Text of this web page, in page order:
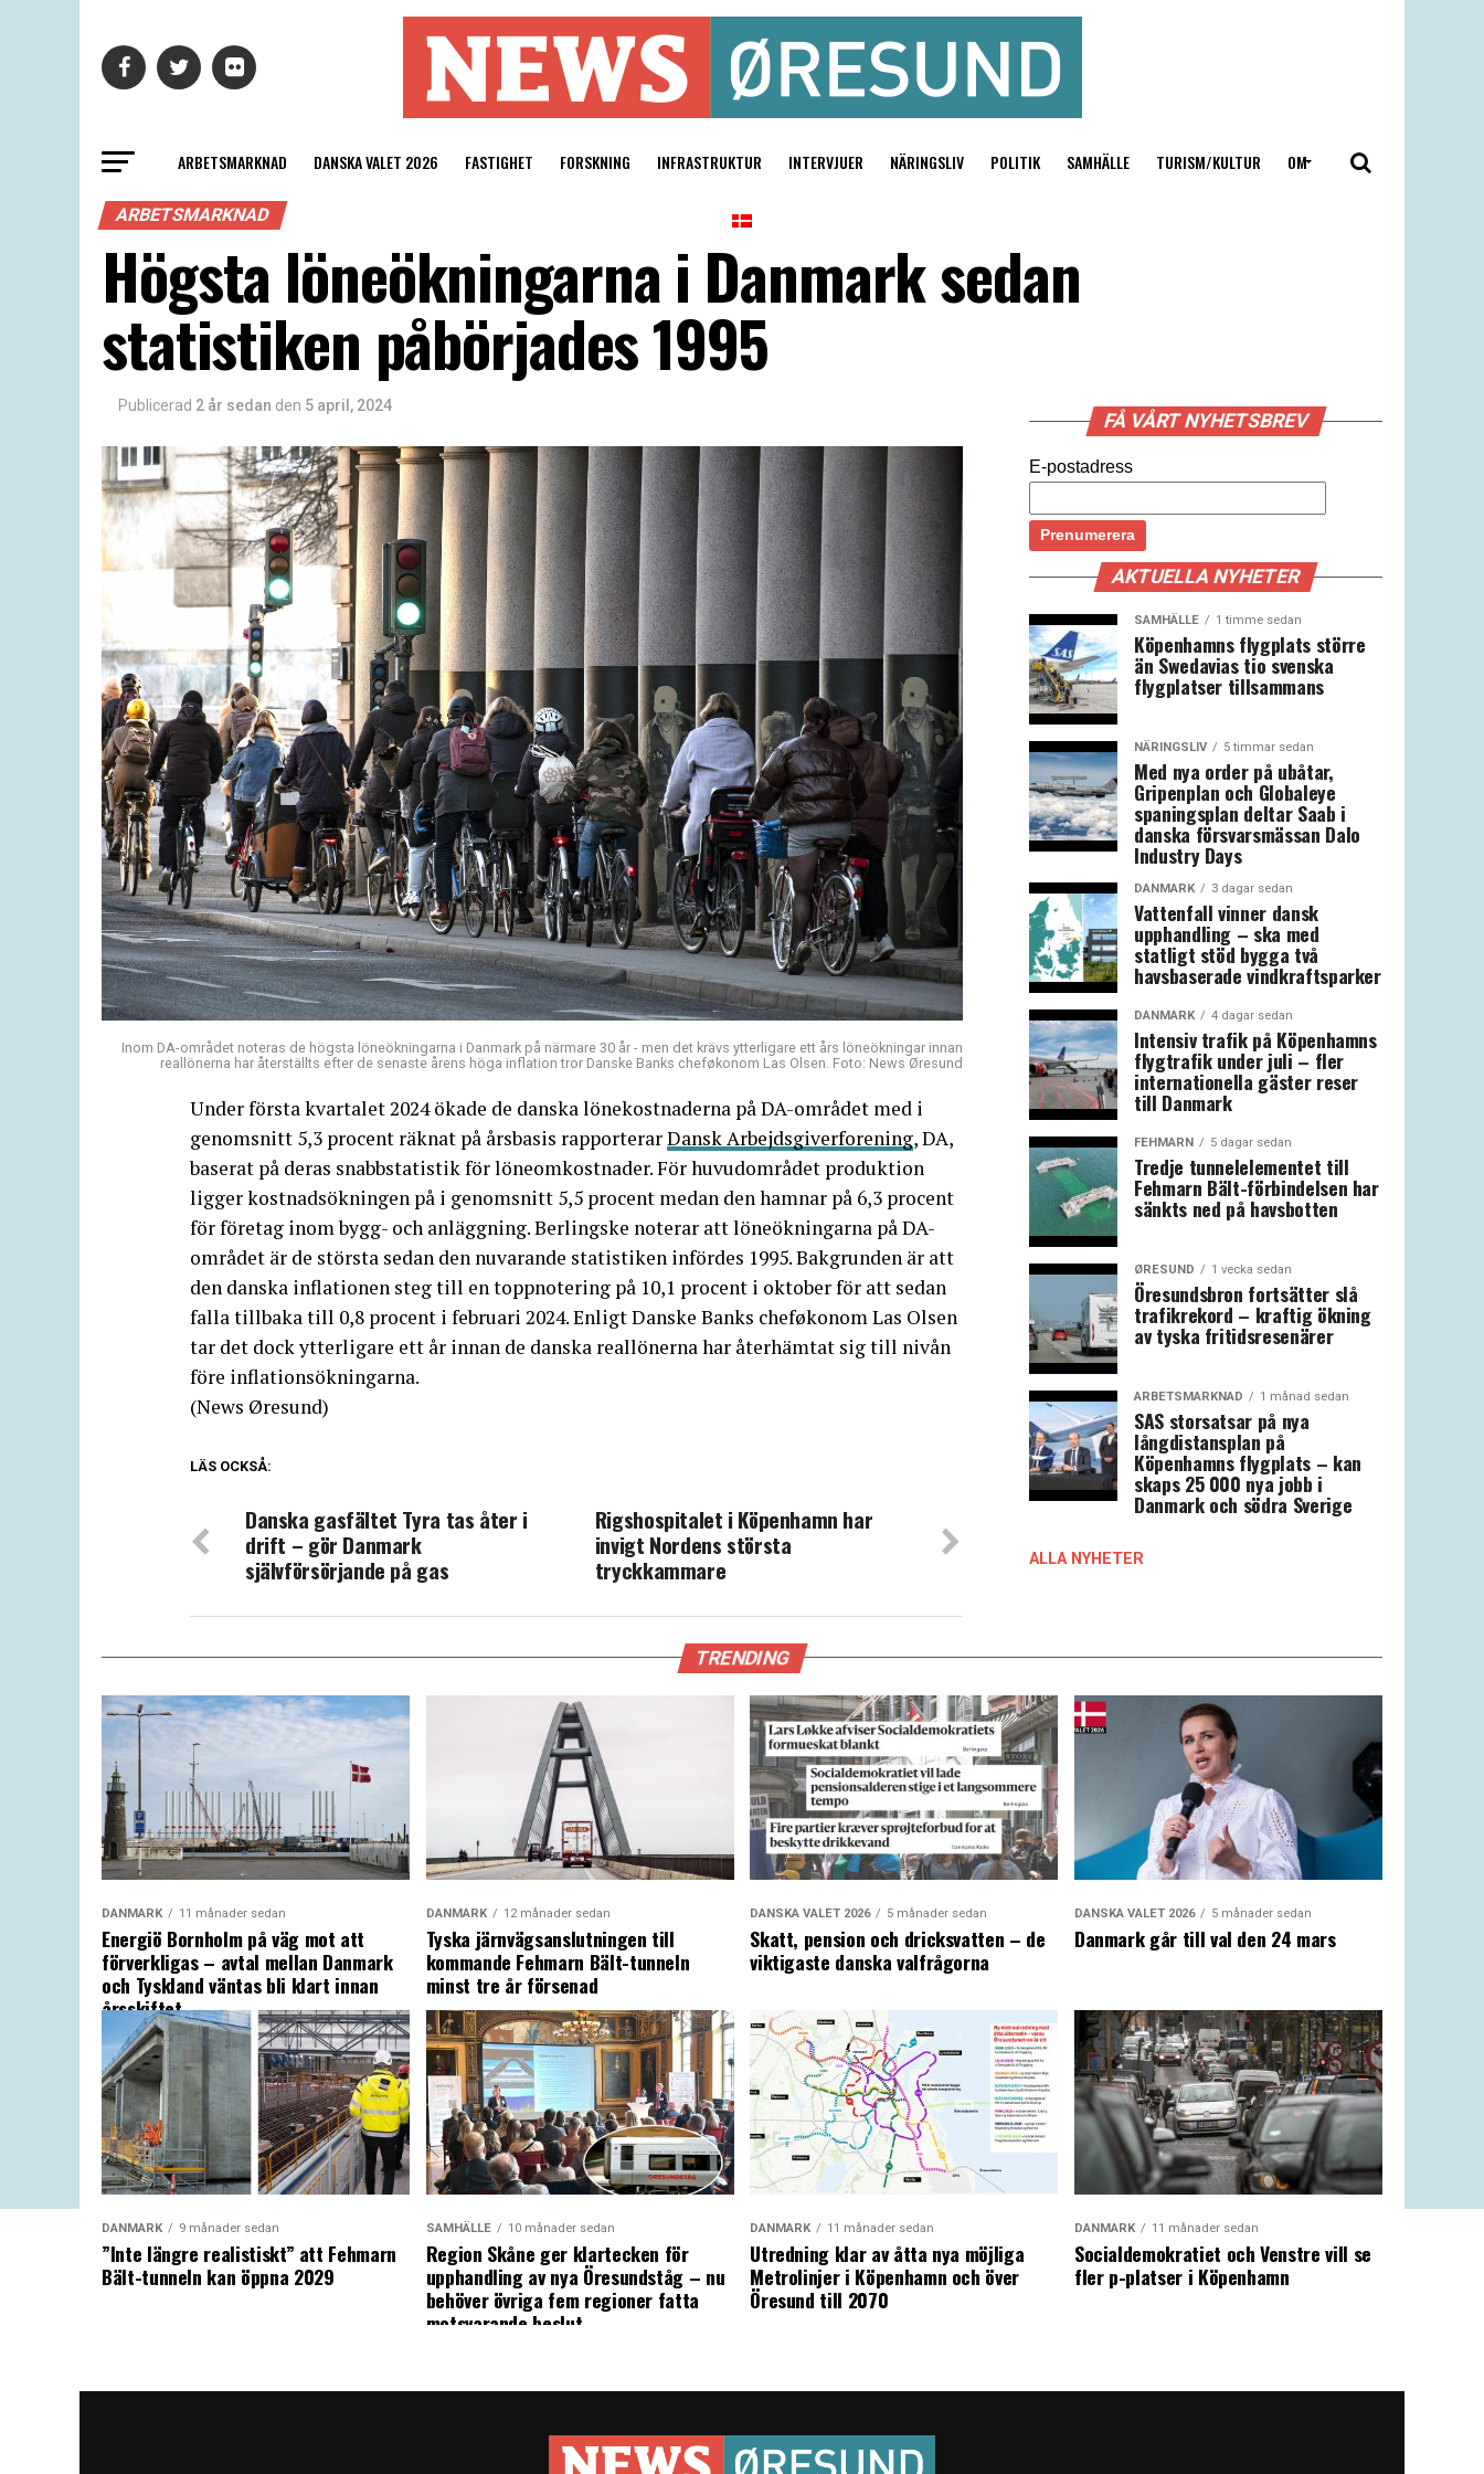
ARBETSMARKNAD DANSKA VALET 2026 FASTIGHET FORSKNING INFRASTRUKTUR INTERVJUER NÄRINGSLIV POLITIK SAMHÄLLE TURISM/KULTUR OM
ARBETSMARKNAD
Högsta löneökningarna i Danmark sedan
statistiken påbörjades 1995
Publicerad 2 år sedan den 5 april, 2024
Inom DA-området noteras de högsta löneökningarna i Danmark på närmare 30 år - men det krävs ytterligare ett års löneökningar innan
reallönerna har återställts efter de senaste årens höga inflation tror Danske Banks cheføkonom Las Olsen. Foto: News Øresund
Under första kvartalet 2024 ökade de danska lönekostnaderna på DA-området med i
genomsnitt 5,3 procent räknat på årsbasis rapporterarDansk Arbejdsgiverforening, DA,
baserat på deras snabbstatistik för löneomkostnader. För huvudområdet produktion
ligger kostnadsökningen på i genomsnitt 5,5 procent medan den hamnar på 6,3 procent
för företag inom bygg- och anläggning. Berlingske noterar att löneökningarna på DA-
området är de största sedan den nuvarande statistiken infördes 1995. Bakgrunden är att
den danska inflationen steg till en toppnotering på 10,1 procent i oktober för att sedan
falla tillbaka till 0,8 procent i februari 2024. Enligt Danske Banks cheføkonom Las Olsen
tar det dock ytterligare ett år innan de danska reallönerna har återhämtat sig till nivån
före inflationsökningarna.
(News Øresund)
LÄS OCKSÅ:
Rigshospitalet i Köpenhamn har
invigt Nordens största
tryckkammare
Danska gasfältet Tyra tas åter i
drift – gör Danmark
självförsörjande på gas
FÅ VÅRT NYHETSBREV
E-postadress
AKTUELLA NYHETER
SAMHÄLLE 1 timme sedan
Köpenhamns flygplats större
än Swedavias tio svenska
flygplatser tillsammans
NÄRINGSLIV 5 timmar sedan
Med nya order på ubåtar,
Gripenplan och Globaleye
spaningsplan deltar Saab i
danska försvarsmässan Dalo
Industry Days
DANMARK 3 dagar sedan
Vattenfall vinner dansk
upphandling – ska med
statligt stöd bygga två
havsbaserade vindkraftsparker
DANMARK 4 dagar sedan
Intensiv trafik på Köpenhamns
flygtrafik under juli – fler
internationella gäster reser
till Danmark
FEHMARN 5 dagar sedan
Tredje tunnelelementet till
Fehmarn Bält-förbindelsen har
sänkts ned på havsbotten
ØRESUND 1 vecka sedan
Öresundsbron fortsätter slå
trafikrekord – kraftig ökning
av tyska fritidsresenärer
ARBETSMARKNAD 1 månad sedan
SAS storsatsar på nya
långdistansplan på
Köpenhamns flygplats – kan
skaps 25 000 nya jobb i
Danmark och södra Sverige
ALLA NYHETER
TRENDING
DANMARK 11 månader sedan
Energiö Bornholm på väg mot att
förverkligas – avtal mellan Danmark
och Tyskland väntas bli klart innan
årsskiftet
DANMARK 12 månader sedan
Tyska järnvägsanslutningen till
kommande Fehmarn Bält-tunneln
minst tre år försenad
DANSKA VALET 2026 5 månader sedan
Skatt, pension och dricksvatten – de
viktigaste danska valfrågorna
DANSKA VALET 2026 5 månader sedan
Danmark går till val den 24 mars
DANMARK 9 månader sedan
”Inte längre realistiskt” att Fehmarn
Bält-tunneln kan öppna 2029
SAMHÄLLE 10 månader sedan
Region Skåne ger klartecken för
upphandling av nya Öresundståg – nu
behöver övriga fem regioner fatta
motsvarande beslut
DANMARK 11 månader sedan
Utredning klar av åtta nya möjliga
Metrolinjer i Köpenhamn och över
Öresund till 2070
DANMARK 11 månader sedan
Socialdemokratiet och Venstre vill se
fler p-platser i Köpenhamn